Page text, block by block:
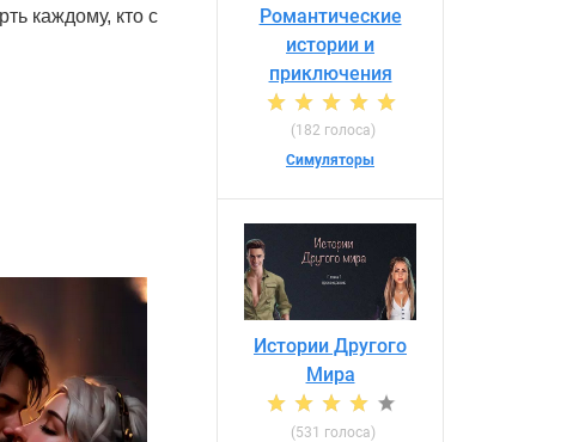
каждому, кто с
Романтические
истории и
приключения
(182 голоса)
Симуляторы
Истории Другого
Мира
(531 голоса)